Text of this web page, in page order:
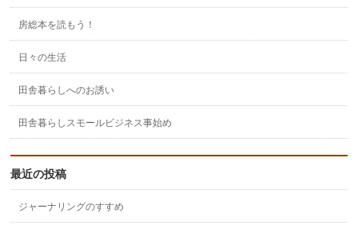
房総本を読もう！
日々の生活
田舎暮らしへのお誘い
田舎暮らしスモールビジネス事始め
最近の投稿
ジャーナリングのすすめ